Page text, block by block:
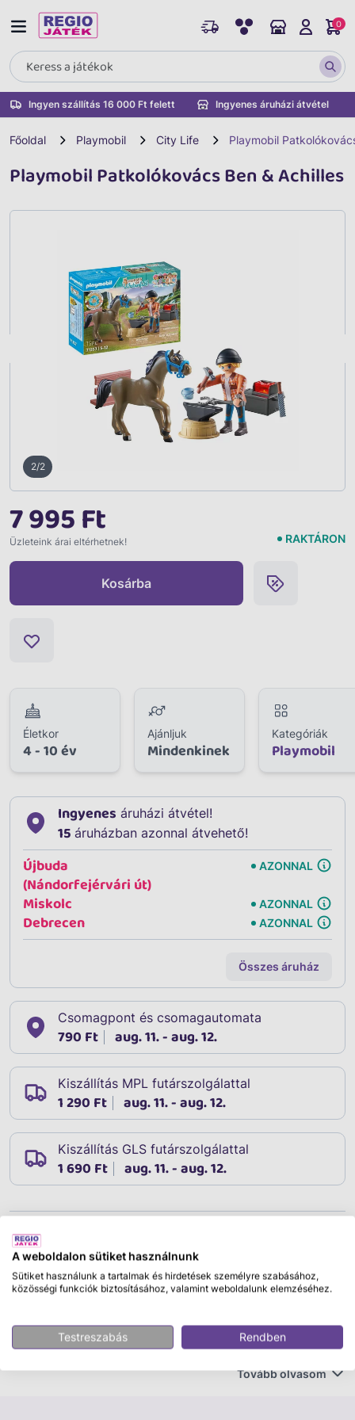
Ingyen szállítás 16 000 Ft felett Ingyenes áruházi átvétel
0
Főoldal Playmobil City Life Playmobil
Playmobil Patkolókovács Ben & Achilles
Vissza
2/2
7 995 Ft
Üzleteink árai eltérhetnek! RAKTÁRON
Kosárba
Életkor
4 - 10 év
Ajánljuk
Mindenkinek
Kategóriák
Playmobil
Ingyenes áruházi átvétel!
15 áruházban azonnal átvehető!
Újbuda
(Nándorfejérvári út)
AZONNAL
Miskolc AZONNAL
Debrecen AZONNAL
Összes áruház
Csomagpont és csomagautomata
790 Ft aug. 11. - aug. 12.
Kiszállítás MPL futárszolgálattal
1 290 Ft aug. 11. - aug. 12.
Kiszállítás GLS futárszolgálattal
1 690 Ft aug. 11. - aug. 12.
Leírás
Playmobil Patkolókovács Ben & Achilles
üllőt, a fogót és a kalapácsot, valamint a patkókat és a
patkószögeket tartalmazza, amikkel Ben patkolja a
mindent gondosan előkészít, és ellenőrzi, majd
Tovább olvasom
A weboldalon sütiket használnunk
Sütiket használunk a tartalmak és hirdetések személyre szabásához,
közösségi funkciók biztosításához, valamint weboldalunk elemzéséhez.
Testreszabás Rendben